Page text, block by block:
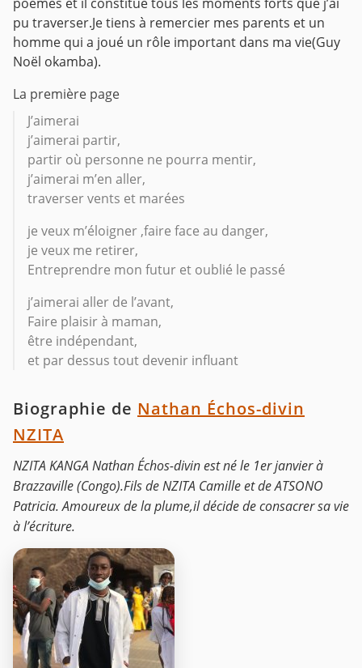
pu traverser.Je tiens à remercier mes parents et un
homme qui a joué un rôle important dans ma vie(Guy
Noël okamba).
La première page
J’aimerai
j’aimerai partir,
partir où personne ne pourra mentir,
j’aimerai m’en aller,
traverser vents et marées
je veux m’éloigner ,faire face au danger,
je veux me retirer,
Entreprendre mon futur et oublié le passé
j’aimerai aller de l’avant,
Faire plaisir à maman,
être indépendant,
et par dessus tout devenir influant
Biographie de Nathan Échos-divin
NZITA
NZITA KANGA Nathan Échos-divin est né le 1er janvier à
Brazzaville (Congo).Fils de NZITA Camille et de ATSONO
Patricia. Amoureux de la plume,il décide de consacrer sa vie
à l’écriture.